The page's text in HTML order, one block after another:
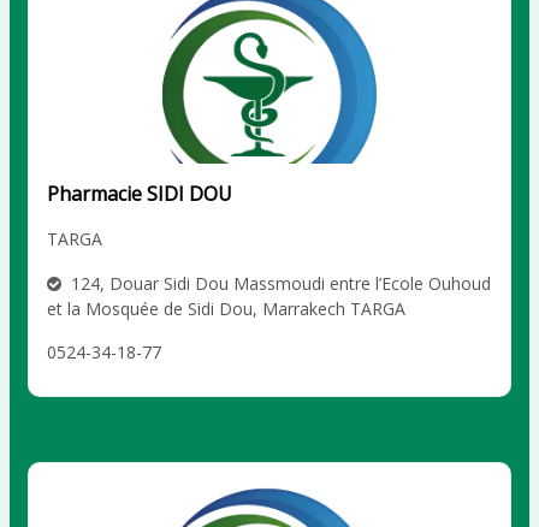
Pharmacie SIDI DOU
TARGA
124, Douar Sidi Dou Massmoudi entre l’Ecole Ouhoud
et la Mosquée de Sidi Dou, Marrakech TARGA
0524-34-18-77